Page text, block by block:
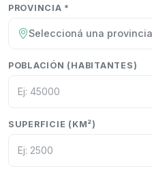
PROVINCIA *
Seleccioná una provincia
POBLACIÓN (HABITANTES)
SUPERFICIE (KM²)